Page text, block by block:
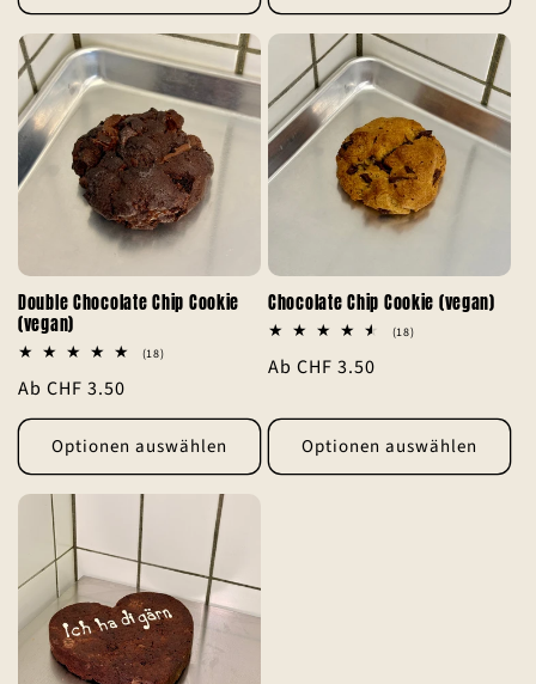
Double Chocolate Chip Cookie
(vegan)
(18)18
Normaler
Preis
Ab CHF 3.50
Optionen auswählen
Chocolate Chip Cookie (vegan)
(18)18
Normaler
Ab CHF 3.50
Optionen auswählen